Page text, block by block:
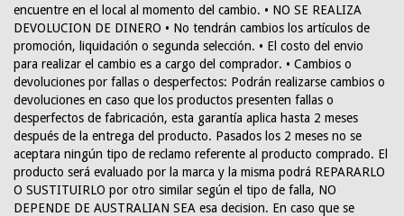
encuentre en el local al momento del cambio. • NO SE REALIZA
DEVOLUCION DE DINERO • No tendrán cambios los artículos de
promoción, liquidación o segunda selección. • El costo del envio
para realizar el cambio es a cargo del comprador. • Cambios o
devoluciones por fallas o desperfectos: Podrán realizarse cambios o
devoluciones en caso que los productos presenten fallas o
desperfectos de fabricación, esta garantía aplica hasta 2 meses
después de la entrega del producto. Pasados los 2 meses no se
aceptara ningún tipo de reclamo referente al producto comprado. El
producto será evaluado por la marca y la misma podrá REPARARLO
O SUSTITUIRLO por otro similar según el tipo de falla, NO
DEPENDE DE AUSTRALIAN SEA esa decision. En caso que se